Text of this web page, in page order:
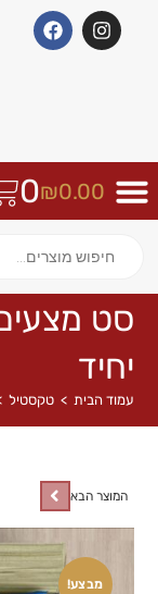
₪0.00
0
סט
יחיד
עמוד הבית > טקסטיל
מבצע!
המוצר הבא